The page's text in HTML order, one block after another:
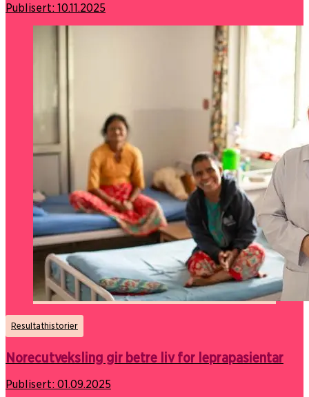
Publisert: 10.11.2025
Resultathistorier
Norecutveksling gir betre liv for leprapasientar
Publisert: 01.09.2025